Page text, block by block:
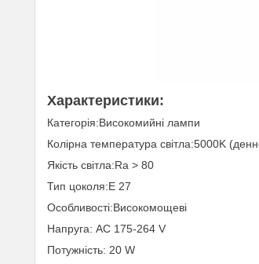
Характеристики:
Категорія:Високомийні лампи
Колірна температура світла:5000K
Якість світла:Ra > 80
Тип цоколя:Е 27
Особливості:Високомощеві
Напруга: AC 175-264 V
Потужність: 20 W